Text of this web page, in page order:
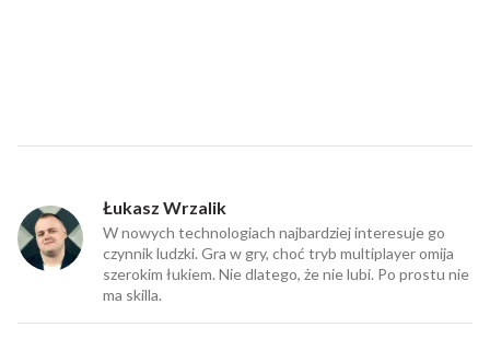
Łukasz Wrzalik
W nowych technologiach najbardziej interesuje go
czynnik ludzki. Gra w gry, choć tryb multiplayer omija
szerokim łukiem. Nie dlatego, że nie lubi. Po prostu nie
ma skilla.